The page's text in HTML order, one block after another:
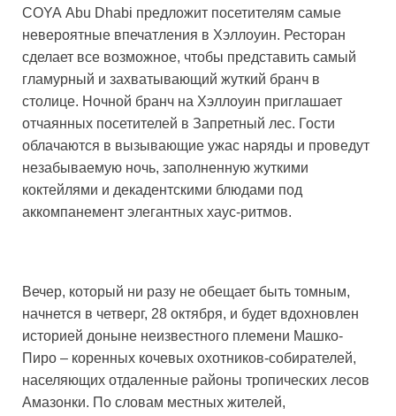
COYA Abu Dhabi предложит посетителям самые
невероятные впечатления в Хэллоуин. Ресторан
сделает все возможное, чтобы представить самый
гламурный и захватывающий жуткий бранч в
столице. Ночной бранч на Хэллоуин приглашает
отчаянных посетителей в Запретный лес. Гости
облачаются в вызывающие ужас наряды и проведут
незабываемую ночь, заполненную жуткими
коктейлями и декадентскими блюдами под
аккомпанемент элегантных хаус-ритмов.
Вечер, который ни разу не обещает быть томным,
начнется в четверг, 28 октября, и будет вдохновлен
историей доныне неизвестного племени Машко-
Пиро – коренных кочевых охотников-собирателей,
населяющих отдаленные районы тропических лесов
Амазонки. По словам местных жителей,